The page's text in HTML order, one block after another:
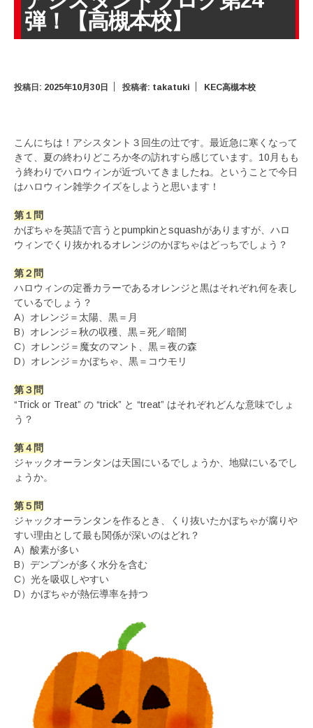
弾！【高槻本校】
投稿日: 2025年10月30日 投稿者: takatuki KEC高槻本校
こんにちは！アシスタント３回生の辻です。最近急に寒くなって
きて、夏の終わりどころか冬の訪れすら感じています。10月もも
う終わりでハロウィンが近づいてきましたね。ということで今日
はハロウィン雑学クイズをしようと思います！
第１問
かぼちゃを英語で言うとpumpkinとsquashがありますが、ハロ
ウィンでくり抜かれるオレンジのかぼちゃはどっちでしょう？
第２問
ハロウィンの定番カラーであるオレンジと黒はそれぞれ何を表し
ているでしょう？
A）オレンジ＝太陽、黒＝月
B）オレンジ＝秋の収穫、黒＝死／暗闇
C）オレンジ＝魔女のマント、黒＝夜の森
D）オレンジ＝かぼちゃ、黒＝コウモリ
第３問
“Trick or Treat” の “trick” と “treat” はそれぞれどんな意味でしょ
う？
第４問
ジャックオーランタンは天国にいるでしょうか、地獄にいるでし
ょうか。
第５問
ジャックオーランタンを作るとき、くり抜いたかぼちゃが腐りや
すい理由として最も関係が深いのはどれ？
A）酸素が多い
B）デンプンが多く水分を含む
C）光を吸収しやすい
D）かぼちゃが熱伝導率を持つ